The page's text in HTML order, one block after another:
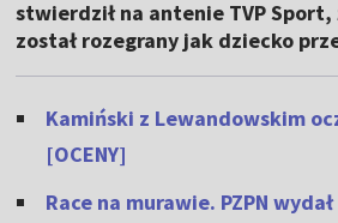
stwierdził na antenie TVP Sport,
został rozegrany jak dziecko
Kamiński z Lewandowskim
[OCENY]
Race na murawie. PZPN